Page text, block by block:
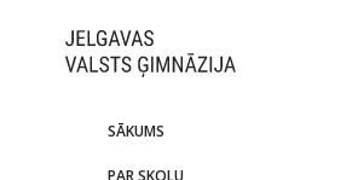
SĀKUMS
PAR SKOLU